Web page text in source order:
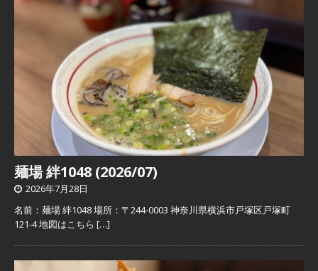
麺場 絆1048 (2026/07)
2026年7月28日
名前：麺場 絆1048 場所：〒244-0003 神奈川県横浜市戸塚区戸塚町
121-4 地図はこちら […]